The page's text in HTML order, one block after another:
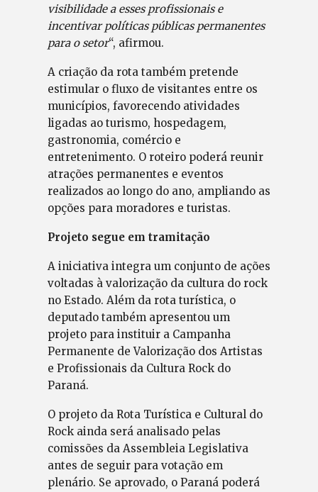
visibilidade a esses profissionais e
incentivar políticas públicas permanentes
para o setor“, afirmou.
A criação da rota também pretende
estimular o fluxo de visitantes entre os
municípios, favorecendo atividades
ligadas ao turismo, hospedagem,
gastronomia, comércio e
entretenimento. O roteiro poderá reunir
atrações permanentes e eventos
realizados ao longo do ano, ampliando as
opções para moradores e turistas.
Projeto segue em tramitação
A iniciativa integra um conjunto de ações
voltadas à valorização da cultura do rock
no Estado. Além da rota turística, o
deputado também apresentou um
projeto para instituir a Campanha
Permanente de Valorização dos Artistas
e Profissionais da Cultura Rock do
Paraná.
O projeto da Rota Turística e Cultural do
Rock ainda será analisado pelas
comissões da Assembleia Legislativa
antes de seguir para votação em
plenário. Se aprovado, o Paraná poderá